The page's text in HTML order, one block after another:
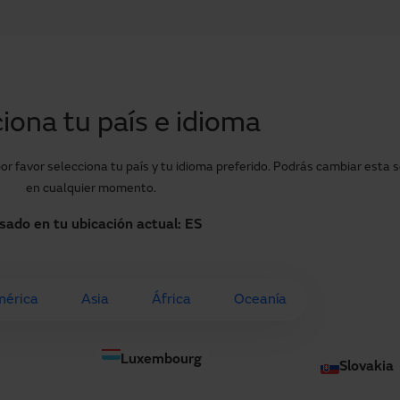
tu país e idioma
favor selecciona tu país y tu idioma preferido. Podrás cambiar esta
en cualquier momento.
en tu ubicación actual: ES
Asia África Oceanía
Luxembourg Slovakia
elevadora hidráulica
alimentación, etc.
que se necesiten para el